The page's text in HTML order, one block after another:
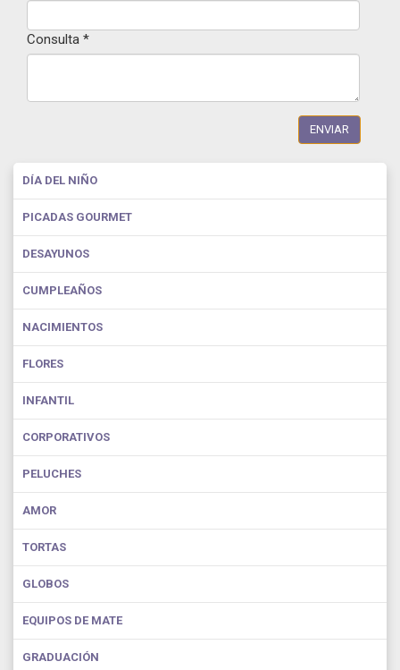
Consulta *
DÍA DEL NIÑO
PICADAS GOURMET
DESAYUNOS
CUMPLEAÑOS
NACIMIENTOS
FLORES
INFANTIL
CORPORATIVOS
PELUCHES
AMOR
TORTAS
GLOBOS
EQUIPOS DE MATE
GRADUACIÓN